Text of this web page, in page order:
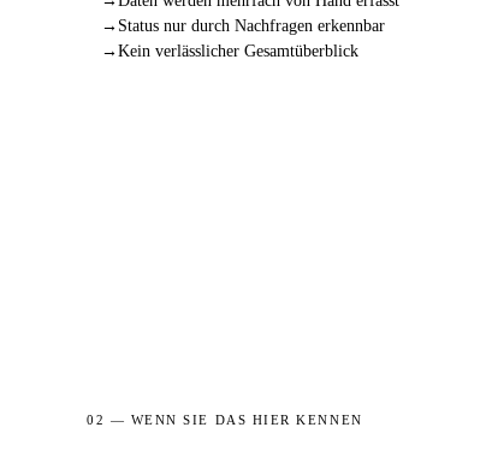
Status nur durch Nachfragen erkennbar
Kein verlässlicher Gesamtüberblick
02 — WENN SIE DAS HIER KENNEN